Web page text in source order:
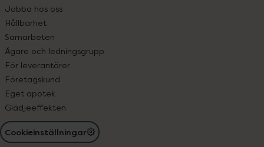
Jobba hos oss
Hållbarhet
Samarbeten
Ägare och ledningsgrupp
För leverantörer
Företagskund
Eget apotek
Glädjeeffekten
Cookieinställningar